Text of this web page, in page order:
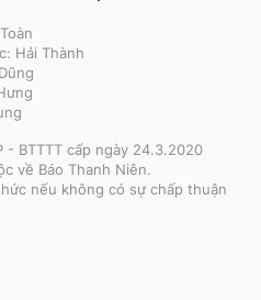
Hải Thành
- BTTTT cấp ngày 24.3.2020
về Báo Thanh Niên.
nếu không có sự chấp thuận